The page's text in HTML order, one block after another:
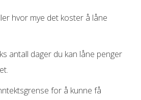
hvor mye det koster å låne
antall dager du kan låne penger
for å kunne få